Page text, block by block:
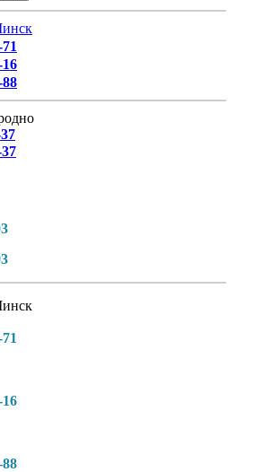
16
88
16
88